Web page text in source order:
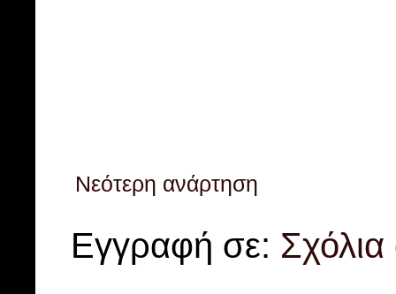
Νεότερη ανάρτηση
Εγγραφή σε: